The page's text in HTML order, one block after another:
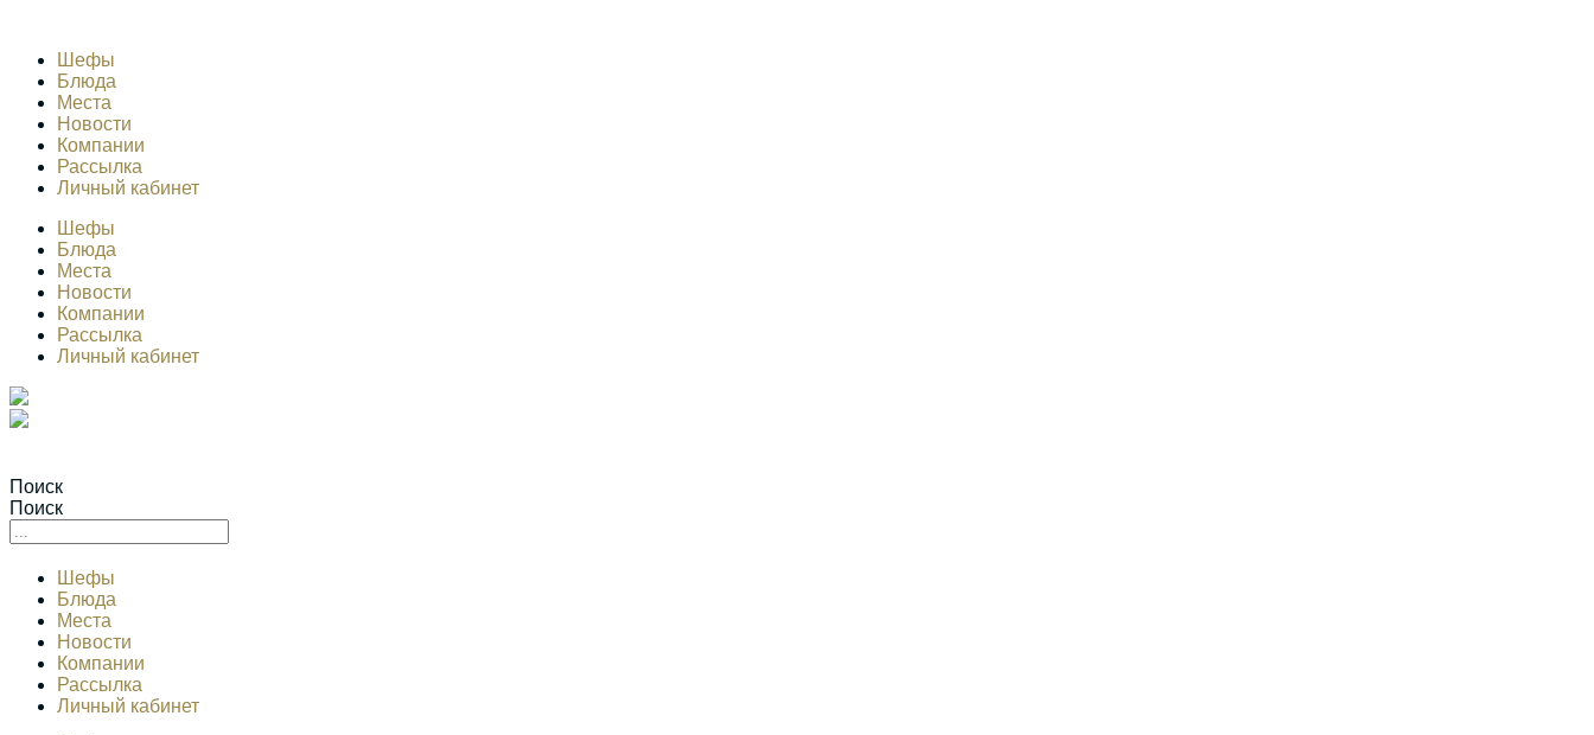
Шефы
Блюда
Места
Новости
Компании
Рассылка
Личный кабинет
Шефы
Блюда
Места
Новости
Компании
Рассылка
Личный кабинет
Поиск
Поиск
Шефы
Блюда
Места
Новости
Компании
Рассылка
Личный кабинет